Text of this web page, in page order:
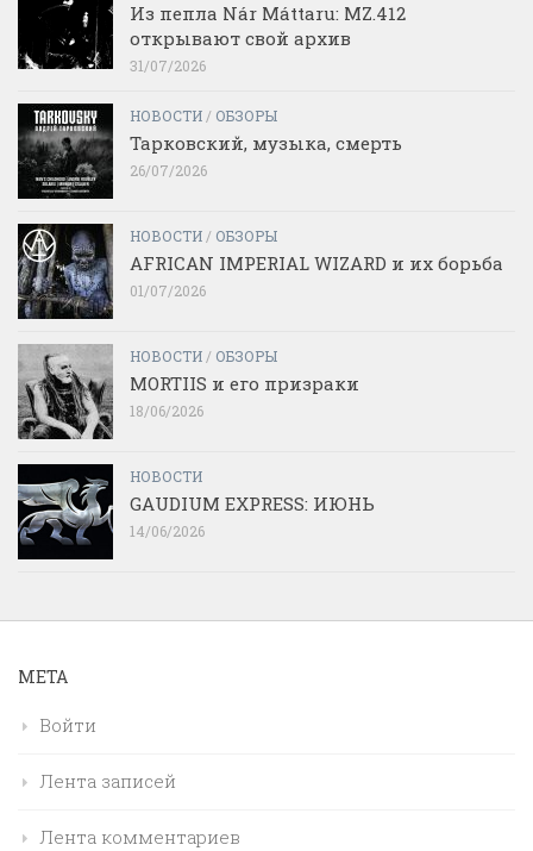
Из пепла Nár Máttaru: MZ.412
открывают свой архив
31/07/2026
НОВОСТИ/ ОБЗОРЫ
Тарковский, музыка, смерть
26/07/2026
НОВОСТИ/ ОБЗОРЫ
AFRICAN IMPERIAL WIZARD и их борьба
01/07/2026
НОВОСТИ/ ОБЗОРЫ
MORTIIS и его призраки
18/06/2026
НОВОСТИ
GAUDIUM EXPRESS: ИЮНЬ
14/06/2026
МЕТА
Войти
Лента записей
Лента комментариев